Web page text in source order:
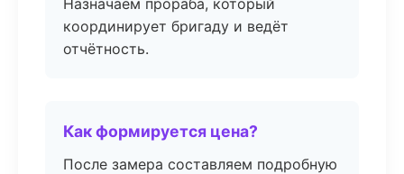
Назначаем прораба, который
координирует бригаду и ведёт
отчётность.
Как формируется цена?
После замера составляем подробную